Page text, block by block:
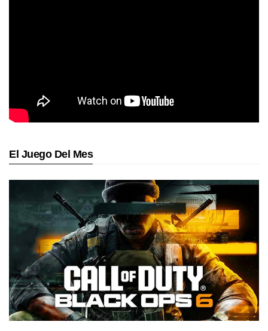
El Juego Del Mes